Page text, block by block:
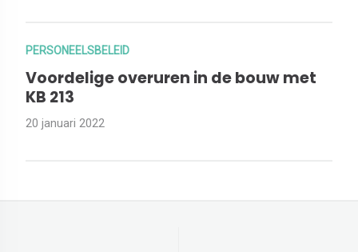
PERSONEELSBELEID
Voordelige overuren in de bouw met
KB 213
20 januari 2022